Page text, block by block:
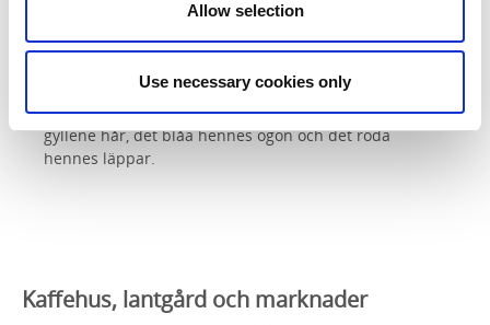
Allow selection
Use necessary cookies only
Det sägs att Christina Hall, vars make lät bygga
Gunnebo, har inspirerat till Venezuelas flagga.
1787 och förälskade sig i Christina. Man säger att den
gula färgen på flaggan skulle representera hennes
gyllene hår, det blåa hennes ögon och det röda
hennes läppar.
Kaffehus, lantgård och marknader